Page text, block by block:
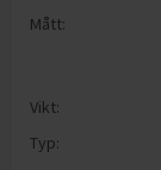
Mått:
Vikt:
Typ: